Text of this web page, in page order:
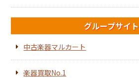
グループサイト
中古楽器マルカート
楽器買取No.1